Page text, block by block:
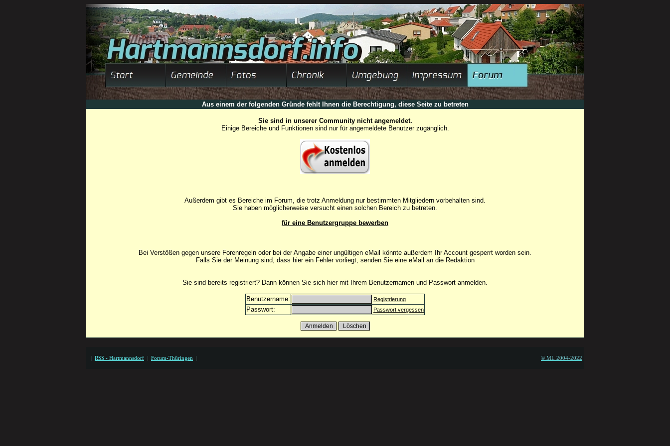
Aus einem der folgenden Gründe fehlt Ihnen die Berechtigung, diese Seite zu betreten
Sie sind in unserer Community nicht angemeldet.
Einige Bereiche und Funktionen sind nur für angemeldete Benutzer zugänglich.
Außerdem gibt es Bereiche im Forum, die trotz Anmeldung nur bestimmten Mitgliedern vorbehalten sind.
Sie haben möglicherweise versucht einen solchen Bereich zu betreten.
für eine Benutzergruppe bewerben
Bei Verstößen gegen unsere Forenregeln oder bei der Angabe einer ungültigen eMail könnte außerdem Ihr Account gesperrt worden sein.
Falls Sie der Meinung sind, dass hier ein Fehler vorliegt, senden Sie eine eMail an die Redaktion
Sie sind bereits registriert? Dann können Sie sich hier mit Ihrem Benutzernamen und Passwort anmelden.
Benutzername: Registrierung
Passwort: Passwort vergessen
| RSS - Hartmannsdorf | Forum-Thüringen | © ML 2004-2022